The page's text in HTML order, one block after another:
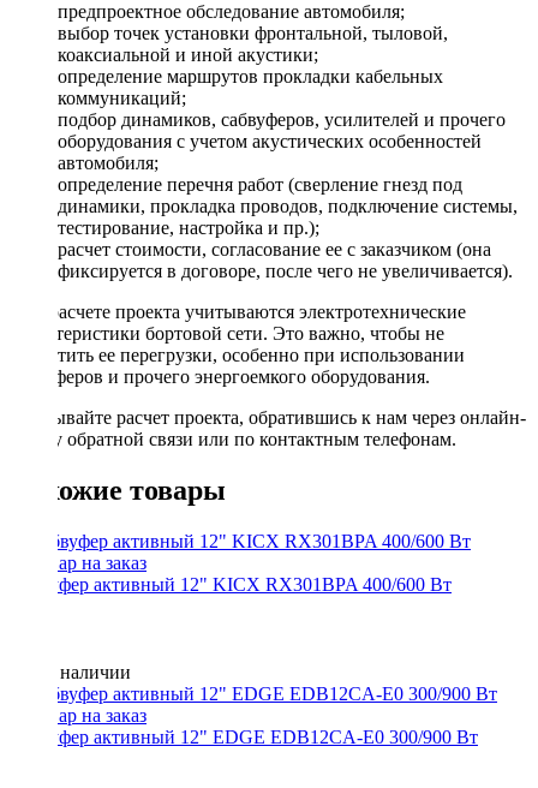
предпроектное обследование автомобиля;
выбор точек установки фронтальной, тыловой,
коаксиальной и иной акустики;
определение маршрутов прокладки кабельных
коммуникаций;
подбор динамиков, сабвуферов, усилителей и прочего
оборудования с учетом акустических особенностей
автомобиля;
определение перечня работ (сверление гнезд под
динамики, прокладка проводов, подключение системы,
тестирование, настройка и пр.);
расчет стоимости, согласование ее с заказчиком (она
фиксируется в договоре, после чего не увеличивается).
При расчете проекта учитываются электротехнические
характеристики бортовой сети. Это важно, чтобы не
допустить ее перегрузки, особенно при использовании
сабвуферов и прочего энергоемкого оборудования.
Заказывайте расчет проекта, обратившись к нам через онлайн-
форму обратной связи или по контактным телефонам.
Похожие товары
Сабвуфер активный 12" KICX RX301BPA 400/600 Вт
Нет в наличии
Сабвуфер активный 12" EDGE EDB12CA-E0 300/900 Вт